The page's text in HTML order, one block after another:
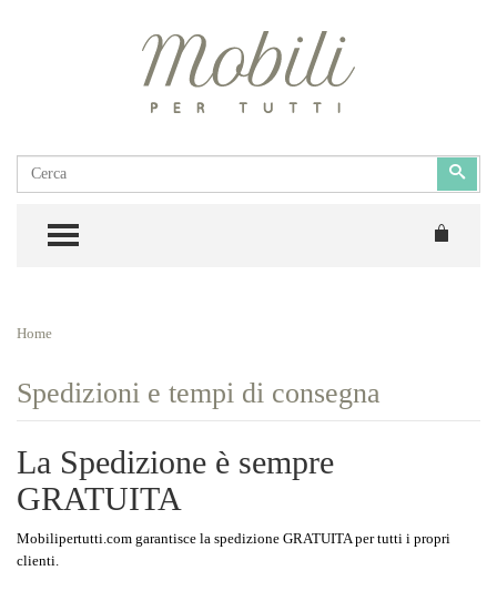
Cerca
TOGGLE MENU
Home
Spedizioni e tempi di consegna
La Spedizione è sempre
GRATUITA
Mobilipertutti.com garantisce la spedizione GRATUITA per tutti i propri
clienti.